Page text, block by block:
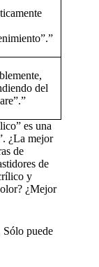
del
es una
¿La mejor
de
de
y
¿Mejor
Sólo puede